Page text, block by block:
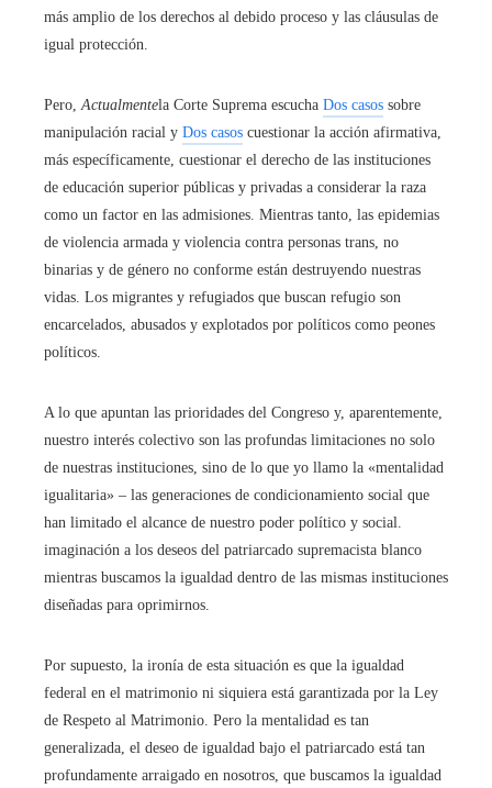
más amplio de los derechos al debido proceso y las cláusulas de
igual protección.
Pero,Actualmentela Corte Suprema escucha Dos casos sobre
manipulación racial y Dos casos cuestionar la acción afirmativa,
más específicamente, cuestionar el derecho de las instituciones
de educación superior públicas y privadas a considerar la raza
como un factor en las admisiones. Mientras tanto, las epidemias
de violencia armada y violencia contra personas trans, no
binarias y de género no conforme están destruyendo nuestras
vidas. Los migrantes y refugiados que buscan refugio son
encarcelados, abusados ​​y explotados por políticos como peones
políticos.
A lo que apuntan las prioridades del Congreso y, aparentemente,
nuestro interés colectivo son las profundas limitaciones no solo
de nuestras instituciones, sino de lo que yo llamo la «mentalidad
igualitaria» – las generaciones de condicionamiento social que
han limitado el alcance de nuestro poder político y social.
imaginación a los deseos del patriarcado supremacista blanco
mientras buscamos la igualdad dentro de las mismas instituciones
diseñadas para oprimirnos.
Por supuesto, la ironía de esta situación es que la igualdad
federal en el matrimonio ni siquiera está garantizada por la Ley
de Respeto al Matrimonio. Pero la mentalidad es tan
generalizada, el deseo de igualdad bajo el patriarcado está tan
profundamente arraigado en nosotros, que buscamos la igualdad